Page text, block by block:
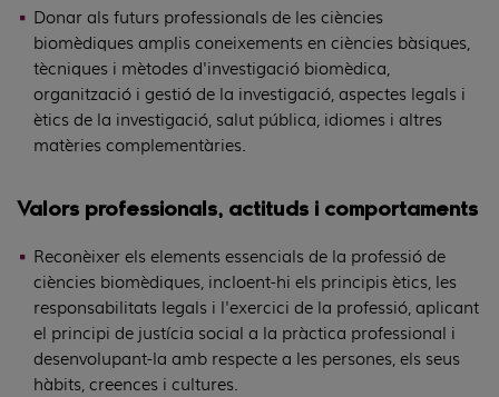
Donar als futurs professionals de les ciències
biomèdiques amplis coneixements en ciències bàsiques,
tècniques i mètodes d'investigació biomèdica,
organització i gestió de la investigació, aspectes legals i
ètics de la investigació, salut pública, idiomes i altres
matèries complementàries.
Valors professionals, actituds i comportaments
Reconèixer els elements essencials de la professió de
ciències biomèdiques, incloent-hi els principis ètics, les
responsabilitats legals i l'exercici de la professió, aplicant
el principi de justícia social a la pràctica professional i
desenvolupant-la amb respecte a les persones, els seus
hàbits, creences i cultures.